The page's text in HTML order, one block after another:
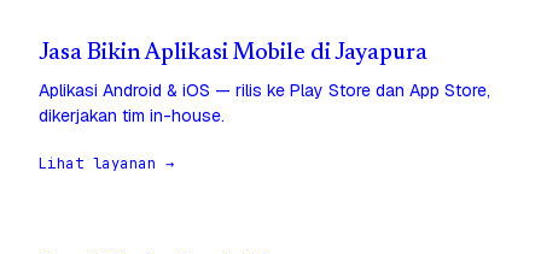
Jasa Bikin Aplikasi Mobile di Jayapura
Aplikasi Android & iOS — rilis ke Play Store dan App Store,
dikerjakan tim in-house.
Lihat layanan →